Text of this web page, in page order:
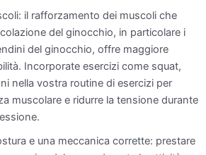
il rafforzamento dei muscoli che
del ginocchio, in particolare i
del ginocchio, offre maggiore
Incorporate esercizi come squat,
nella vostra routine di esercizi per
muscolare e ridurre la tensione durante
e una meccanica corrette: prestare